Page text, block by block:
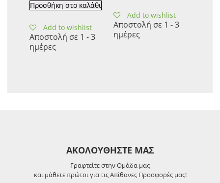
Προσθήκη στο καλάθι
Add to wishlist
Αποστολή σε 1 - 3
ημέρες
Add to wishlist
Αποστολή σε 1 - 3
ημέρες
ΑΚΟΛΟΥΘΗΣΤΕ ΜΑΣ
Γραφτείτε στην Ομάδα μας
και μάθετε πρώτοι για τις Απίθανες Προσφορές μας!